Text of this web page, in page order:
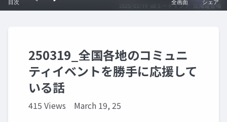
250319_全国各地のコミュニ
ティイベントを勝手に応援して
いる話
415 Views March 19, 25